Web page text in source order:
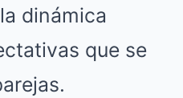
dinámica
que se